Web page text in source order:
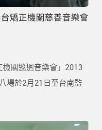
矯正機關慈善音樂會
機關巡迴音樂會」2013
場於2月21日至台南監